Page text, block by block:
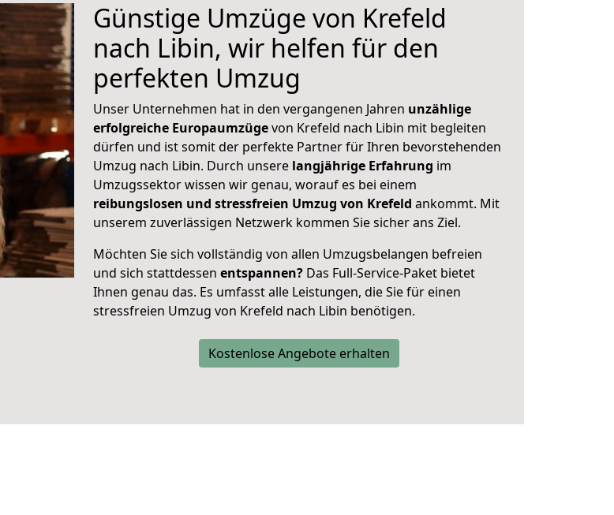
Günstige Umzüge von Krefeld
nach Libin, wir helfen für den
perfekten Umzug
Unser Unternehmen hat in den vergangenen Jahren unzählige
erfolgreiche Europaumzügevon Krefeld nach Libin mit begleiten
dürfen und ist somit der perfekte Partner für Ihren bevorstehenden
Umzug nach Libin. Durch unsere langjährige Erfahrung im
Umzugssektor wissen wir genau, worauf es bei einem
reibungslosen und stressfreien Umzug von Krefeld ankommt. Mit
unserem zuverlässigen Netzwerk kommen Sie sicher ans Ziel.
Möchten Sie sich vollständig von allen Umzugsbelangen befreien
und sich stattdessen entspannen? Das Full-Service-Paket bietet
Ihnen genau das. Es umfasst alle Leistungen, die Sie für einen
stressfreien Umzug von Krefeld nach Libin benötigen.
Kostenlose Angebote erhalten